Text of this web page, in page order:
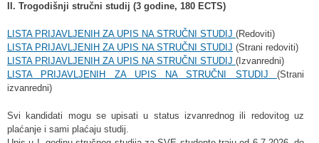
II. Trogodišnji stručni studij (3 godine, 180 ECTS)
LISTA PRIJAVLJENIH ZA UPIS NA STRUČNI STUDIJ (Redoviti)
LISTA PRIJAVLJENIH ZA UPIS NA STRUČNI STUDIJ (Strani redoviti)
LISTA PRIJAVLJENIH ZA UPIS NA STRUČNI STUDIJ (Izvanredni)
LISTA PRIJAVLJENIH ZA UPIS NA STRUČNI STUDIJ (Strani
izvanredni)
Svi kandidati mogu se upisati u status izvanrednog ili redovitog uz
plaćanje i sami plaćaju studij.